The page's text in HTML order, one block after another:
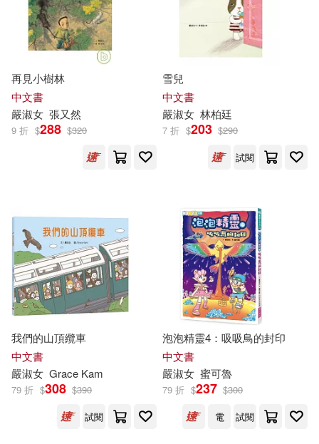
財團法人國語日報社(1)
電子書 (可複選)
適合平板閱讀(28)
作者/演唱/譯/編/繪(83)
價格
範圍
再見小樹林
中文書
嚴淑女 張又然
9 折 $288 $320
雪兒
中文書
嚴淑女 林柏廷
7 折 $203 $290
試閱
我們的山頂纜車
中文書
嚴淑女 Grace Kam
79 折 $308 $390
試閱
泡泡精靈4：吸吸鳥的封印
中文書
嚴淑女 蜜可魯
79 折 $237 $300
電
試閱